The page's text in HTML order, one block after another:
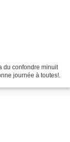
du confondre minuit
journée à toutes!.